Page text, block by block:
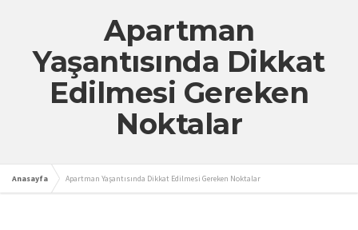
Apartman
Yaşantısında Dikkat
Edilmesi Gereken
Noktalar
Anasayfa Apartman Yaşantısında Dikkat Edilmesi Gereken Noktalar